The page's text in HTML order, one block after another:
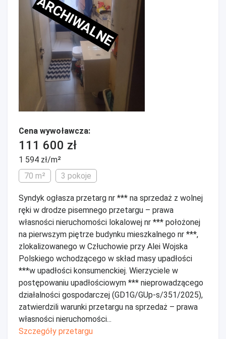
ARCHIWALNE
Cena wywoławcza:
111 600 zł
1 594 zł/m²
70 m²
3 pokoje
Syndyk ogłasza przetarg nr *** na sprzedaż z wolnej
ręki w drodze pisemnego przetargu – prawa
własności nieruchomości lokalowej nr *** położonej
na pierwszym piętrze budynku mieszkalnego nr ***,
zlokalizowanego w Człuchowie przy Alei Wojska
Polskiego wchodzącego w skład masy upadłości
***w upadłości konsumenckiej. Wierzyciele w
postępowaniu upadłościowym *** nieprowadzącego
działalności gospodarczej (GD1G/GUp-s/351/2025),
zatwierdzili warunki przetargu na sprzedaż – prawa
własności nieruchomości...
Szczegóły przetargu